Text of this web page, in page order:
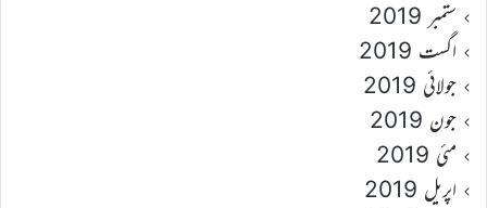
ستمبر 2019
اگست 2019
جولائی 2019
جون 2019
مئی 2019
اپریل 2019